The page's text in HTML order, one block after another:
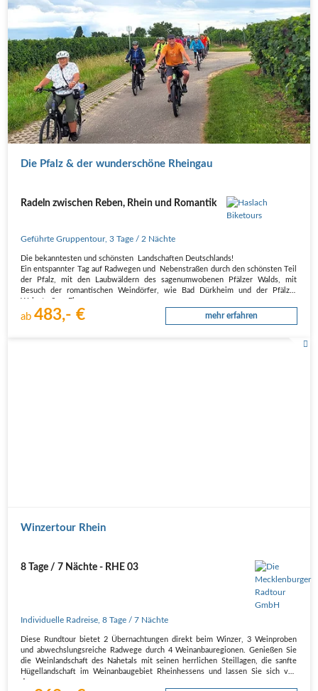
Die Pfalz & der wunderschöne Rheingau
Radeln zwischen Reben, Rhein und Romantik
Geführte Gruppentour,3 Tage / 2 Nächte
Die bekanntesten und schönsten Landschaften Deutschlands!
Ein entspannter Tag auf Radwegen und Nebenstraßen durch den schönsten Teil
der Pfalz, mit den Laubwäldern des sagenumwobenen Pfälzer Walds, mit
Besuch der romantischen Weindörfer, wie Bad Dürkheim und der Pfälzer
ab483,- € mehr erfahren
Winzertour Rhein
8 Tage / 7 Nächte - RHE 03
Individuelle Radreise ,8 Tage / 7 Nächte
Diese Rundtour bietet 2 Übernachtungen direkt beim Winzer, 3 Weinproben
und abwechslungsreiche Radwege durch 4 Weinanbauregionen. Genießen Sie
die Weinlandschaft des Nahetals mit seinen herrlichen Steillagen, die sanfte
Hügellandschaft im Weinanbaugebiet Rheinhessens und lassen Sie sich von